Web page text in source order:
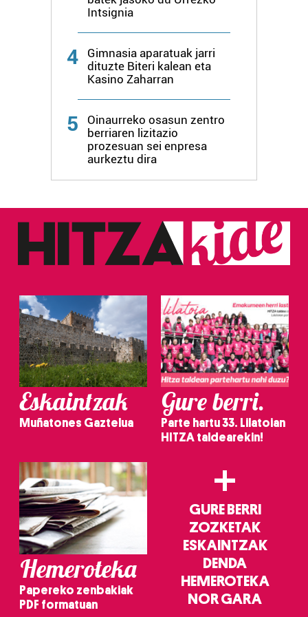
Bazkide batzuek ez dizute baimenik eskatzen, eta beren
interes komertzial legitimoetan babesten dira. Ikusi gure
bazkideen zerrenda, beren ustez zein helburutarako
duten interes legitimoa eta horren aurka nola egin
dezakezun ikusteko.
Lortu zure datu pertsonalak prozesatzeko moduari
buruzko informazio gehiago eta ezarri zure lehentasunak
zure baimena Cookieen adierazpenean.
fitxategiak erabiltzen ditu. Zure esperientzia eta
zerbitzuak hobetzeko asmoz, cookie teknologiaz
baliatzen gara. Ohar hau onartuz gero, teknologia hori
irakurri
Intsignia
4
Gimnasia aparatuak jarri
dituzte Biteri kalean eta
Kasino Zaharran
5
Oinaurreko osasun zentro
berriaren lizitazio
prozesuan sei enpresa
aurkeztu dira
Eskaintzak
Muñatones Gaztelua
Gure berri.
Parte hartu 33. Lilatoian
HITZA taldearekin!
Hemeroteka
Papereko zenbakiak
PDF formatuan
+
GURE BERRI
ZOZKETAK
ESKAINTZAK
DENDA
HEMEROTEKA
NOR GARA